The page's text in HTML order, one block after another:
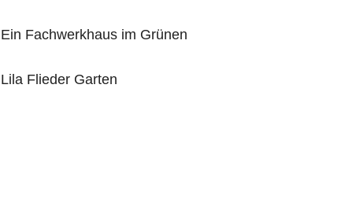
Ein Fachwerkhaus im Grünen
Lila Flieder Garten